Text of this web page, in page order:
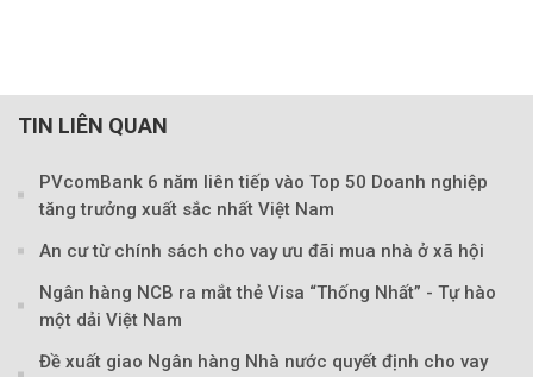
Theo
TIN LIÊN QUAN
PVcomBank 6 năm liên tiếp vào Top 50 Doanh nghiệp
tăng trưởng xuất sắc nhất Việt Nam
An cư từ chính sách cho vay ưu đãi mua nhà ở xã hội
Ngân hàng NCB ra mắt thẻ Visa “Thống Nhất” - Tự hào
một dải Việt Nam
Đề xuất giao Ngân hàng Nhà nước quyết định cho vay